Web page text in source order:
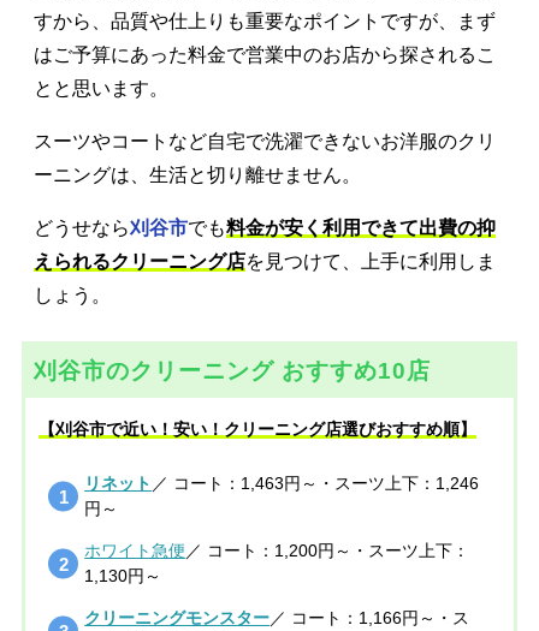
すから、品質や仕上りも重要なポイントですが、まず
はご予算にあった料金で営業中のお店から探されるこ
とと思います。
スーツやコートなど自宅で洗濯できないお洋服のクリ
ーニングは、生活と切り離せません。
どうせなら刈谷市でも料金が安く利用できて出費の抑
えられるクリーニング店を見つけて、上手に利用しま
しょう。
刈谷市のクリーニング おすすめ10店
【刈谷市で近い！安い！クリーニング店選びおすすめ順】
リネット ／ コート：1,463円～・スーツ上下：1,246
円～
ホワイト急便 ／ コート：1,200円～・スーツ上下：
1,130円～
クリーニングモンスター／ コート：1,166円～・ス